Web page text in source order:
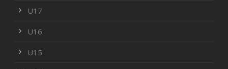
U17
U16
U15